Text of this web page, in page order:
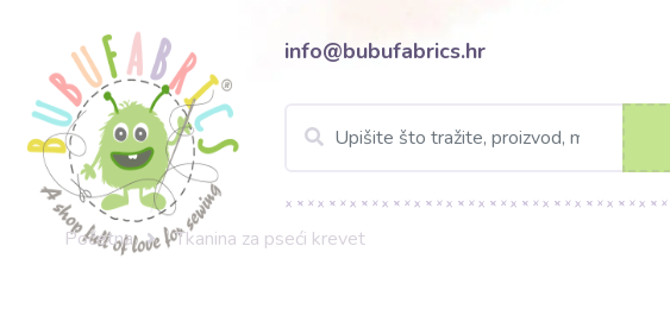
info@bubufabrics.hr
Početna Tkanina za pseći krevet